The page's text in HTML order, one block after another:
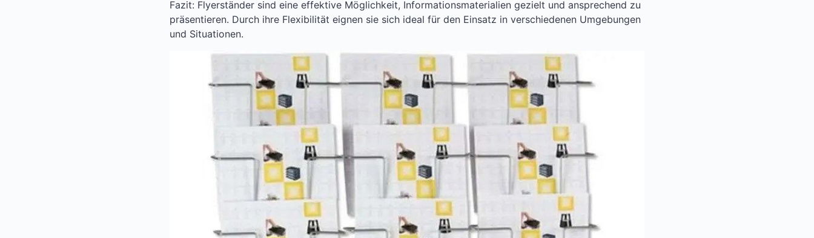
Fazit: Flyerständer sind eine effektive Möglichkeit, Informationsmaterialien gezielt und ansprechend zu
präsentieren. Durch ihre Flexibilität eignen sie sich ideal für den Einsatz in verschiedenen Umgebungen
und Situationen.